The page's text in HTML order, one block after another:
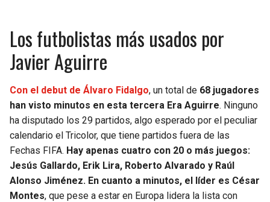
Los futbolistas más usados por
Javier Aguirre
Con el debut de Álvaro Fidalgo, un total de 68 jugadores
han visto minutos en esta tercera Era Aguirre. Ninguno
ha disputado los 29 partidos, algo esperado por el peculiar
calendario el Tricolor, que tiene partidos fuera de las
Fechas FIFA. Hay apenas cuatro con 20 o más juegos:
Jesús Gallardo, Erik Lira, Roberto Alvarado y Raúl
Alonso Jiménez. En cuanto a minutos, el líder es César
Montes, que pese a estar en Europa lidera la lista con